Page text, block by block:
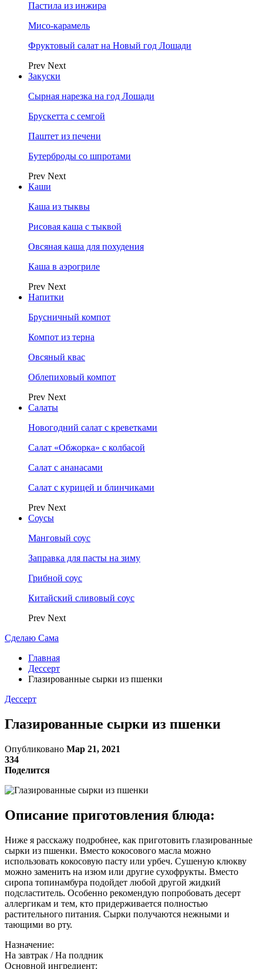
Пастила из инжира
Мисо-карамель
Фруктовый салат на Новый год Лошади
Prev Next
Закуски
Сырная нарезка на год Лошади
Брускетта с семгой
Паштет из печени
Бутерброды со шпротами
Prev Next
Каши
Каша из тыквы
Рисовая каша с тыквой
Овсяная каша для похудения
Каша в аэрогриле
Prev Next
Напитки
Брусничный компот
Компот из терна
Овсяный квас
Облепиховый компот
Prev Next
Салаты
Новогодний салат с креветками
Салат «Обжорка» с колбасой
Салат с ананасами
Салат с курицей и блинчиками
Prev Next
Соусы
Манговый соус
Заправка для пасты на зиму
Грибной соус
Китайский сливовый соус
Prev Next
Сделаю Сама
Главная
Дессерт
Глазированные сырки из пшенки
Дессерт
Глазированные сырки из пшенки
Опубликовано Мар 21, 2021
334
Поделится
Описание приготовления блюда:
Ниже я расскажу подробнее, как приготовить глазированные
сырки из пшенки. Вместо кокосового масла можно
использовать кокосовую пасту или урбеч. Сушеную клюкву
можно заменить на изюм или другие сухофрукты. Вместо
сиропа топинамбура подойдет любой другой жидкий
подсластитель. Особенно рекомендую попробовать десерт
аллергикам и тем, кто придерживается полностью
растительного питания. Сырки получаются нежными и
тающими во рту.
Назначение:
На завтрак / На полдник
Основной ингредиент: